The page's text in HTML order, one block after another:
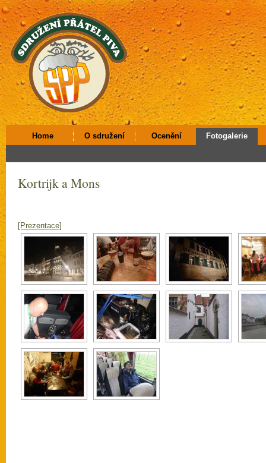
Home O sdružení Ocenění Fotogalerie
Kortrijk a Mons
[Prezentace]